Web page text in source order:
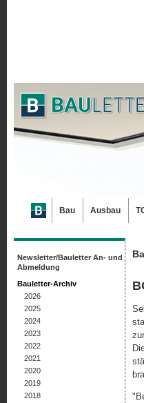
Newsletter/Bauletter An- und
Abmeldung
Bauletter-Archiv
2026
2025
2024
2023
2022
2021
2020
2019
2018
Bau Ausbau